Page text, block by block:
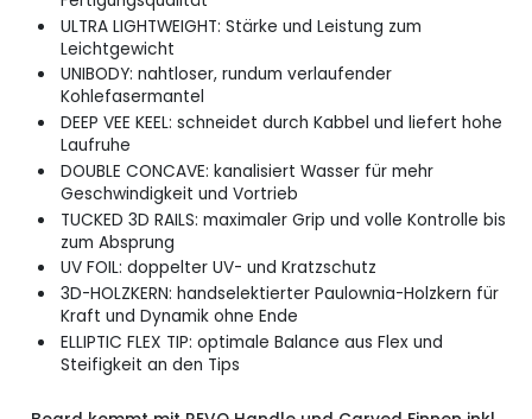
ULTRA LIGHTWEIGHT: Stärke und Leistung zum
Leichtgewicht
UNIBODY: nahtloser, rundum verlaufender
Kohlefasermantel
DEEP VEE KEEL: schneidet durch Kabbel und liefert hohe
Laufruhe
DOUBLE CONCAVE: kanalisiert Wasser für mehr
Geschwindigkeit und Vortrieb
TUCKED 3D RAILS: maximaler Grip und volle Kontrolle bis
zum Absprung
UV FOIL: doppelter UV- und Kratzschutz
3D-HOLZKERN: handselektierter Paulownia-Holzkern für
Kraft und Dynamik ohne Ende
ELLIPTIC FLEX TIP: optimale Balance aus Flex und
Steifigkeit an den Tips